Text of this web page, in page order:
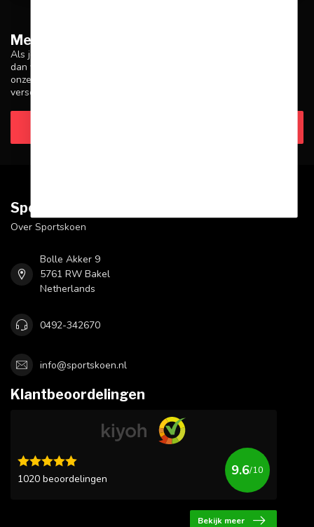
Meer informatie
Als je vragen hebt over onze producten of je aankoop, zorg er
dan voor dat je onze klantenservicepagina bezoekt. Hier vind je
onze bedrijfsgegevens, antwoorden op veelgestelde vragen en
verschillende manieren om contact met ons op te nemen.
Sportskoen.nl
Over Sportskoen
Bolle Akker 9
5761 RW Bakel
Netherlands
0492-342670
info@sportskoen.nl
Klantbeoordelingen
1020 beoordelingen
9.6/10
Bekijk meer